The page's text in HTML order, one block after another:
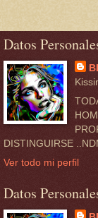
Datos
DISTINGUIRSE
Ver todo mi perfil
Datos